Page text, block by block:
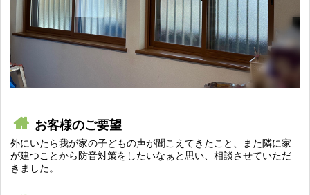
お客様のご要望
外にいたら我が家の子どもの声が聞こえてきたこと、また隣に家
が建つことから防音対策をしたいなぁと思い、相談させていただ
きました。